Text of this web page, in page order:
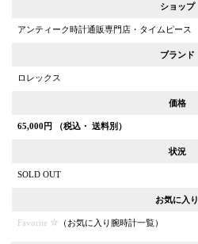
ショップ
アンティーク時計通販専門店・タイムピース
ブランド
ロレックス
価格
65,000 円 （税込・ 送料別）
状況
SOLD OUT
お気に入り
Favorite （お気に入り腕時計一覧）